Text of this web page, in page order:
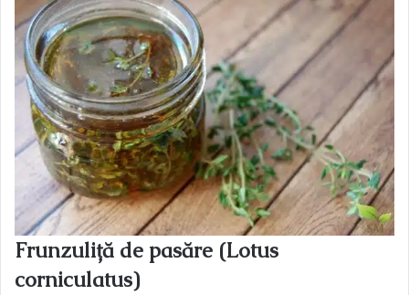
Frunzuliță de pasăre (Lotus
corniculatus)